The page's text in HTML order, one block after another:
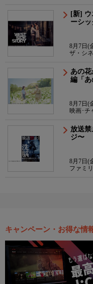
[新] ウ
ーシッ
8月7日(
ザ・シ
あの
編「あ
8月7日(
映画･チ
放送
ジ〜
8月7日(
ファミ
キャンペーン・お得な情